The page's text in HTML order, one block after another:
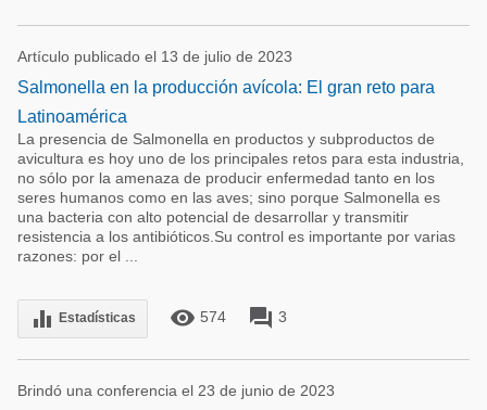
Artículo publicado el 13 de julio de 2023
Salmonella en la producción avícola: El gran reto para
Latinoamérica
La presencia de Salmonella en productos y subproductos de
avicultura es hoy uno de los principales retos para esta industria,
no sólo por la amenaza de producir enfermedad tanto en los
seres humanos como en las aves; sino porque Salmonella es
una bacteria con alto potencial de desarrollar y transmitir
resistencia a los antibióticos.Su control es importante por varias
razones: por el ...
equalizer Estadísticas remove_red_eye 574 forum 3
Brindó una conferencia el 23 de junio de 2023